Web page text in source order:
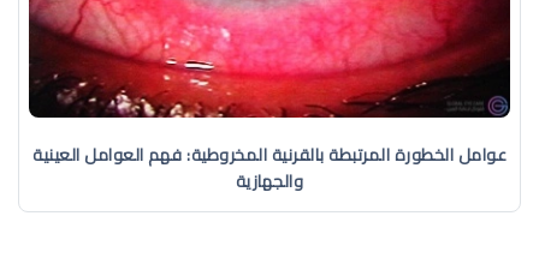
عوامل الخطورة المرتبطة بالقرنية المخروطية: فهم العوامل العينية
والجهازية